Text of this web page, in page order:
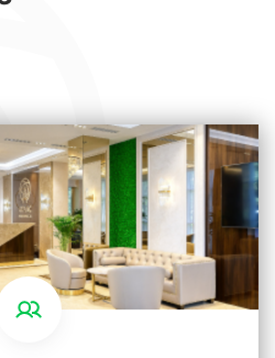
полный спектр
Инфраструктура
самыми современными
как скоростные лифты,